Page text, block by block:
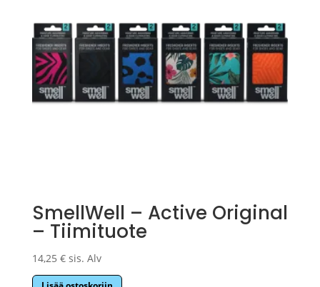
SmellWell – Active Original
– Tiimituote
14,25 € sis. Alv